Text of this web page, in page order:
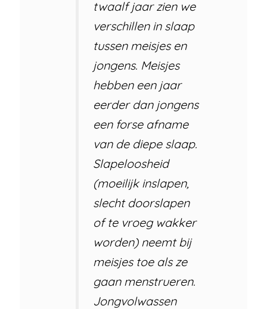
twaalf jaar zien we
verschillen in slaap
tussen meisjes en
jongens. Meisjes
hebben een jaar
eerder dan jongens
een forse afname
van de diepe slaap.
Slapeloosheid
(moeilijk inslapen,
slecht doorslapen
of te vroeg wakker
worden) neemt bij
meisjes toe als ze
gaan menstrueren.
Jongvolwassen